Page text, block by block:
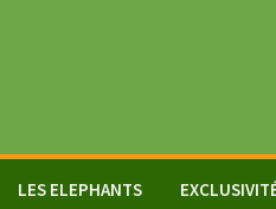
LES ELEPHANTS